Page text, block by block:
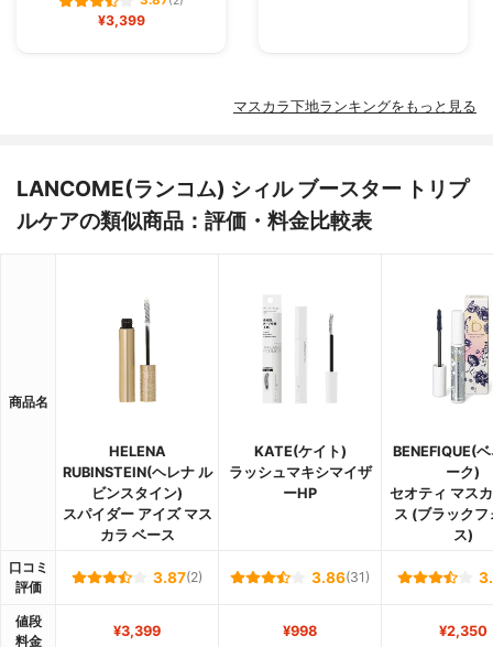
¥3,399
マスカラ下地ランキングをもっと見る
LANCOME(ランコム) シィル ブースター トリプ
ルケアの類似商品：評価・料金比較表
商品名
HELENA
RUBINSTEIN(ヘレナ ル
ビンスタイン)
スパイダー アイズ マス
カラ ベース
KATE(ケイト)
ラッシュマキシマイザ
ーHP
BENEFIQUE(
ーク)
セオティ マス
ス (ブラックフ
ス)
口コミ
評価
3.87(2) 3.86(31)
値段
料金
¥3,399 ¥998 ¥2,350